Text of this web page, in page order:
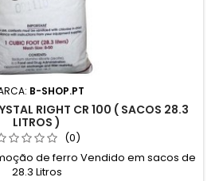
B-SHOP.PT
RIGHT CR 100 ( SACOS 28.3
LITROS )
(0)
de ferro Vendido em sacos de
28.3 Litros